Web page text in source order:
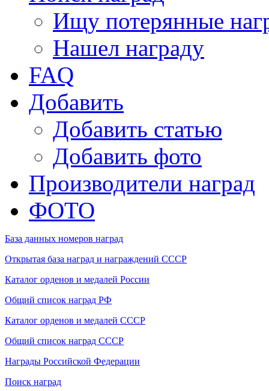
Ищу потерянные
Нашел награду
FAQ
Добавить
Добавить статью
Добавить фото
Производители наград
ФОТО
База данных номеров наград
Открытая база наград и награждений СССР
Каталог орденов и медалей России
Общий список наград РФ
Каталог орденов и медалей СССР
Общий список наград СССР
Награды Российской Федерации
Поиск наград